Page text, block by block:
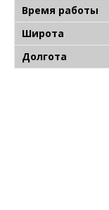
Время работы
Широта
Долгота